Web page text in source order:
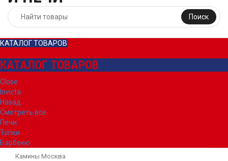
Поиск
КАТАЛОГ ТОВАРОВ
КАТАЛОГ ТОВАРОВ
Close
Invicta
Назад
Смотреть все
Печи
Топки
Барбекю
Камины Москва